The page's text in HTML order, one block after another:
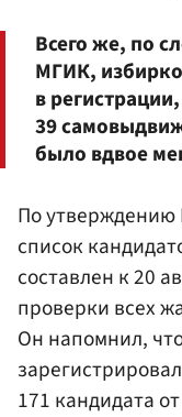
Всего же, по
МГИК,
в
39
было вдвое
По утверждению
список
составлен к 20
проверки всех
Он напомнил,
171 кандидата